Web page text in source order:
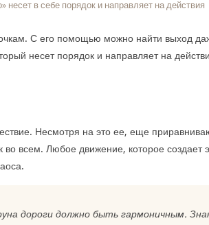
несет в себе порядок и направляет на действия
С его помощью можно найти выход
несет порядок и направляет на
Несмотря на это ее, еще
всем. Любое движение, которое создает
дороги должно быть гармоничным.